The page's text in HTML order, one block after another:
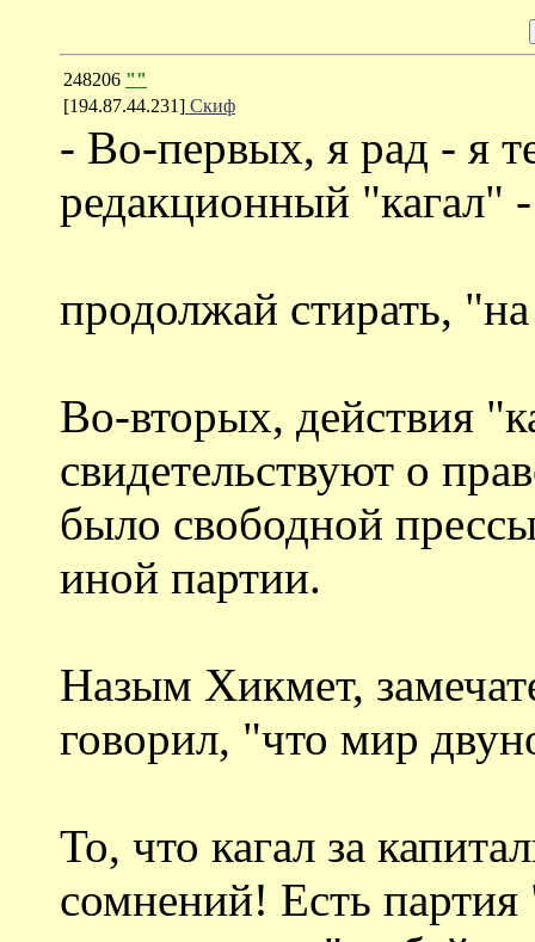
248206 ""
[194.87.44.231] Скиф
- Во-первых, я рад - я
редакционный "кагал"
продолжай стирать,
Во-вторых, действия
свидетельствуют о
было свободной
иной партии.
Назым Хикмет,
говорил, "что мир
То, что кагал за
сомнений! Есть